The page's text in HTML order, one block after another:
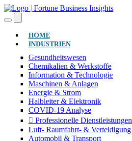
HOME(AKTUELL)
INDUSTRIEN
Gesundheitswesen
Chemikalien & Werkstoffe
Information & Technologie
Maschinen & Anlagen
Energie & Strom
Halbleiter & Elektronik
COVID-19 Analyse
Professionelle Dienstleistungen
Luft- Raumfahrt- & Verteidigung
Automobil & Transport